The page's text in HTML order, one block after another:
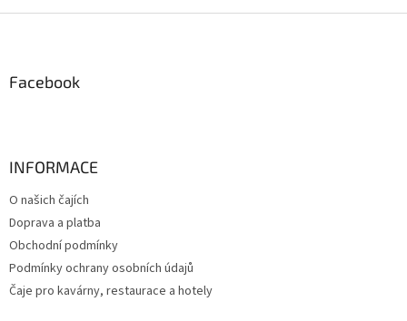
Facebook
INFORMACE
O našich čajích
Doprava a platba
Obchodní podmínky
Podmínky ochrany osobních údajů
Čaje pro kavárny, restaurace a hotely